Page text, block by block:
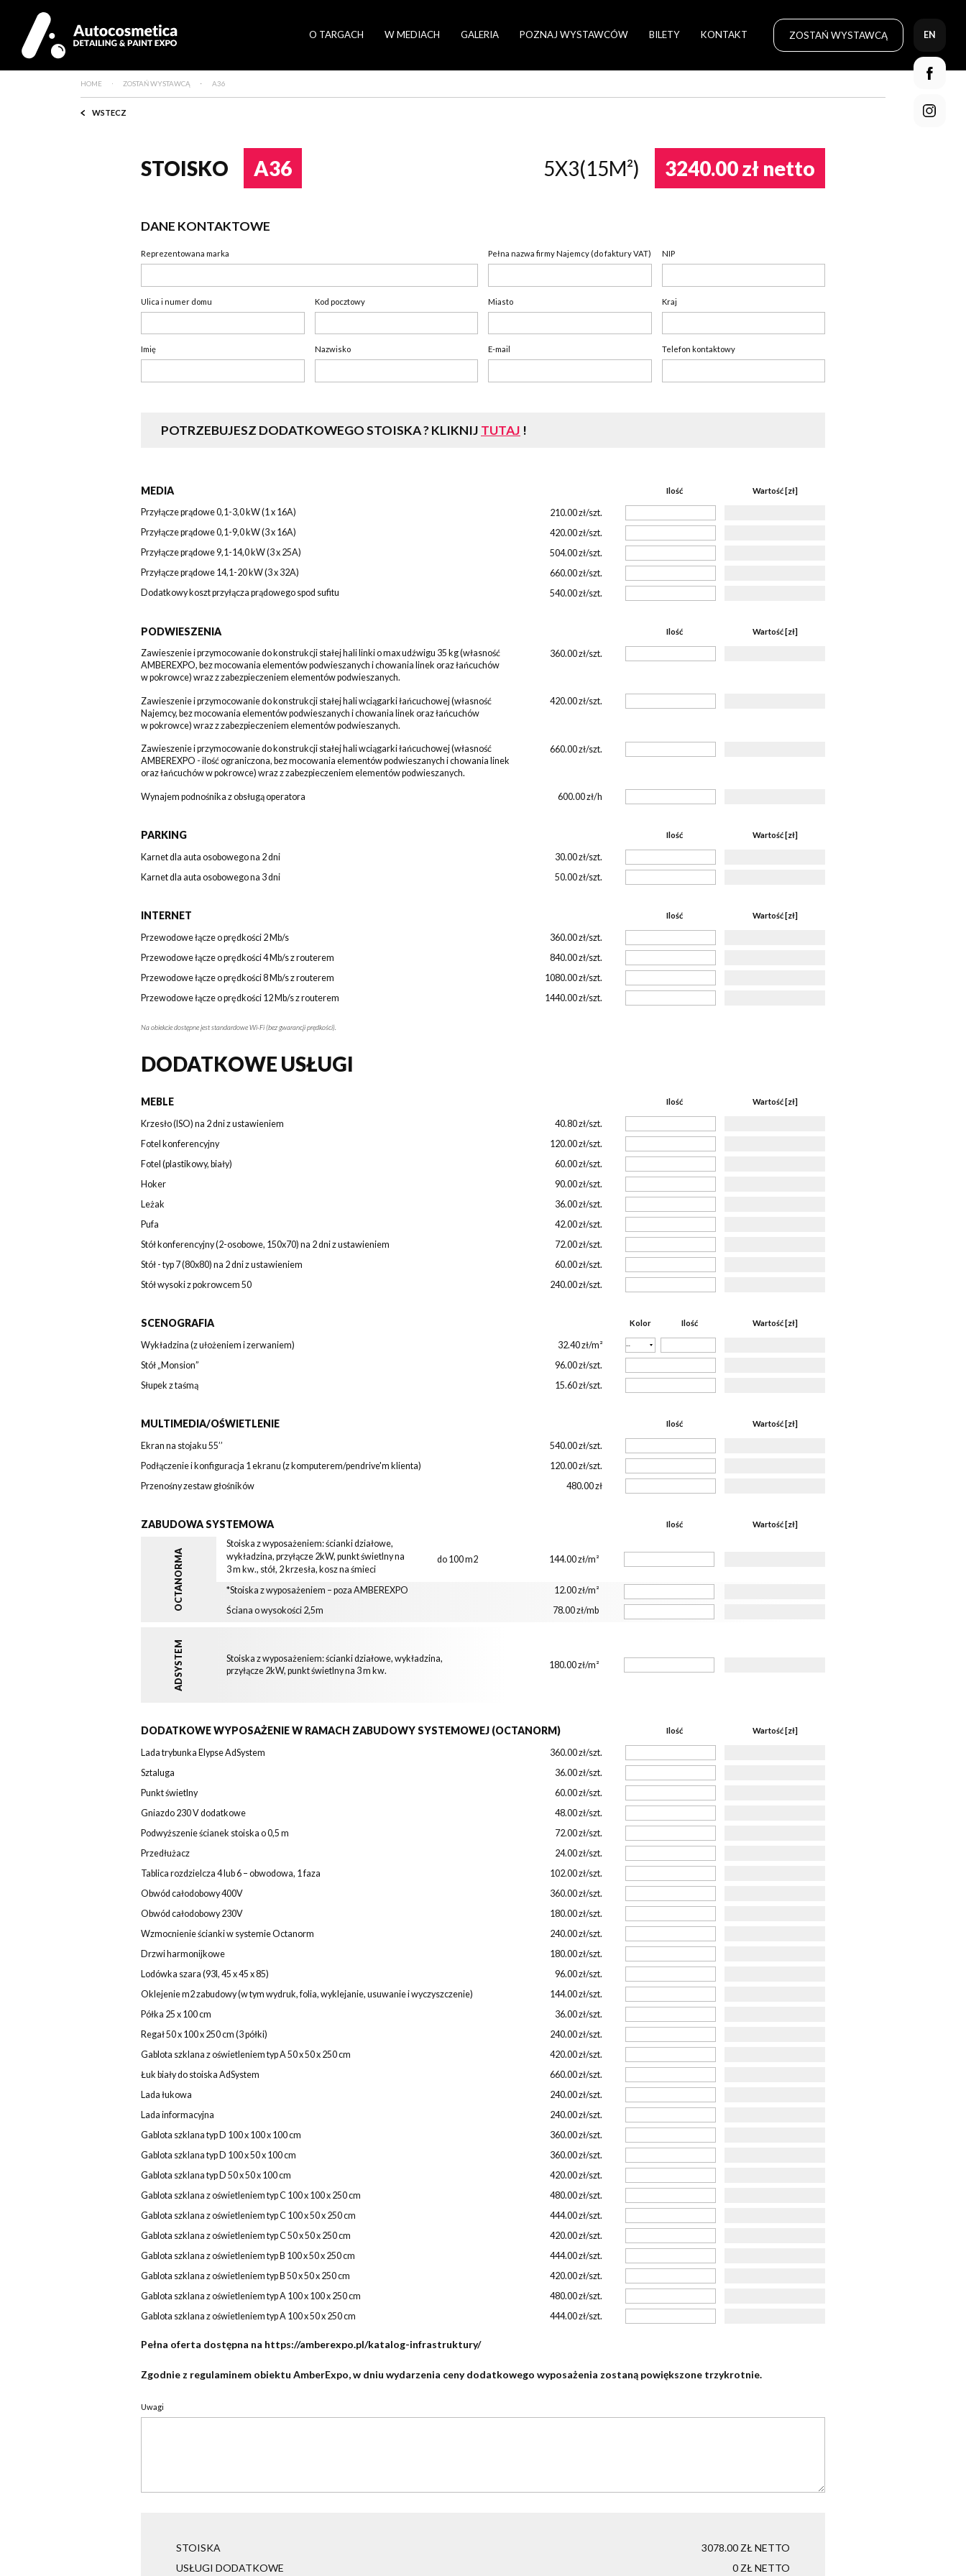
O TARGACH W MEDIACH GALERIA POZNAJ WYSTAWCÓW BILETY KONTAKT ZOSTAŃ WYSTAWCĄ EN
HOME ZOSTAŃ WYSTAWCĄ A36
WSTECZ
STOISKO A36 5X3(15M²) 3240.00 zł netto
DANE KONTAKTOWE
Reprezentowana marka Pełna nazwa firmy Najemcy (do faktury VAT) NIP
Ulica i numer domu Kod pocztowy Miasto Kraj
Imię Nazwisko E-mail Telefon kontaktowy
POTRZEBUJESZ DODATKOWEGO STOISKA ?KLIKNIJ TUTAJ !
MEDIA Ilość Wartość [zł]
Przyłącze prądowe 0,1-3,0 kW (1 x 16A)
210.00 zł/szt.
Przyłącze prądowe 0,1-9,0 kW (3 x 16A)
420.00 zł/szt.
Przyłącze prądowe 9,1-14,0 kW (3 x 25A)
504.00 zł/szt.
Przyłącze prądowe 14,1-20 kW (3 x 32A)
660.00 zł/szt.
Dodatkowy koszt przyłącza prądowego spod sufitu
540.00 zł/szt.
PODWIESZENIA Ilość Wartość [zł]
Zawieszenie i przymocowanie do konstrukcji stałej hali linki o max udźwigu 35 kg (własność
AMBEREXPO, bez mocowania elementów podwieszanych i chowania linek oraz łańcuchów
w pokrowce) wraz z zabezpieczeniem elementów podwieszanych.
360.00 zł/szt.
Zawieszenie i przymocowanie do konstrukcji stałej hali wciągarki łańcuchowej (własność
Najemcy, bez mocowania elementów podwieszanych i chowania linek oraz łańcuchów
w pokrowce) wraz z zabezpieczeniem elementów podwieszanych.
420.00 zł/szt.
Zawieszenie i przymocowanie do konstrukcji stałej hali wciągarki łańcuchowej (własność
AMBEREXPO - ilość ograniczona, bez mocowania elementów podwieszanych i chowania linek
oraz łańcuchów w pokrowce) wraz z zabezpieczeniem elementów podwieszanych.
660.00 zł/szt.
Wynajem podnośnika z obsługą operatora 600.00 zł/h
PARKING Ilość Wartość [zł]
Karnet dla auta osobowego na 2 dni
30.00 zł/szt.
Karnet dla auta osobowego na 3 dni
50.00 zł/szt.
INTERNET Ilość Wartość [zł]
Przewodowe łącze o prędkości 2 Mb/s
360.00 zł/szt.
Przewodowe łącze o prędkości 4 Mb/s z routerem
840.00 zł/szt.
Przewodowe łącze o prędkości 8 Mb/s z routerem
1080.00 zł/szt.
Przewodowe łącze o prędkości 12 Mb/s z routerem
1440.00 zł/szt.
Na obiekcie dostępne jest standardowe Wi-Fi (bez gwarancji prędkości).
DODATKOWE USŁUGI
MEBLE Ilość Wartość [zł]
Krzesło (ISO) na 2 dni z ustawieniem
40.80 zł/szt.
Fotel konferencyjny
120.00 zł/szt.
Fotel (plastikowy, biały)
60.00 zł/szt.
Hoker
90.00 zł/szt.
Leżak
36.00 zł/szt.
Pufa
42.00 zł/szt.
Stół konferencyjny (2-osobowe, 150x70) na 2 dni z ustawieniem
72.00 zł/szt.
Stół - typ 7 (80x80) na 2 dni z ustawieniem
60.00 zł/szt.
Stół wysoki z pokrowcem 50
240.00 zł/szt.
SCENOGRAFIA Ilość Wartość [zł]
Wykładzina (z ułożeniem i zerwaniem) 32.40 zł/m²
Kolor
Stół „Monsion”
96.00 zł/szt.
Słupek z taśmą
15.60 zł/szt.
MULTIMEDIA/OŚWIETLENIE Ilość Wartość [zł]
Ekran na stojaku 55’’
540.00 zł/szt.
Podłączenie i konfiguracja 1 ekranu (z komputerem/pendrive'm klienta)
120.00 zł/szt.
Przenośny zestaw głośników
480.00 zł
ZABUDOWA SYSTEMOWA Ilość Wartość [zł]
OCTANORMA do 100 m2 144.00 zł/m²
Stoiska z wyposażeniem: ścianki działowe,
wykładzina, przyłącze 2kW, punkt świetlny na
3 m kw., stół, 2 krzesła, kosz na śmieci
*Stoiska z wyposażeniem – poza AMBEREXPO
12.00 zł/m²
Ściana o wysokości 2,5m
78.00 zł/mb
ADSYSTEM
Stoiska z wyposażeniem: ścianki działowe, wykładzina,
przyłącze 2kW, punkt świetlny na 3 m kw.
180.00 zł/m²
DODATKOWE WYPOSAŻENIE W RAMACH ZABUDOWY SYSTEMOWEJ (OCTANORM) Ilość Wartość [zł]
Lada trybunka Elypse AdSystem
360.00 zł/szt.
Sztaluga
36.00 zł/szt.
Punkt świetlny
60.00 zł/szt.
Gniazdo 230 V dodatkowe
48.00 zł/szt.
Podwyższenie ścianek stoiska o 0,5 m
72.00 zł/szt.
Przedłużacz
24.00 zł/szt.
Tablica rozdzielcza 4 lub 6 – obwodowa, 1 faza
102.00 zł/szt.
Obwód całodobowy 400V
360.00 zł/szt.
Obwód całodobowy 230V
180.00 zł/szt.
Wzmocnienie ścianki w systemie Octanorm
240.00 zł/szt.
Drzwi harmonijkowe
180.00 zł/szt.
Lodówka szara (93l, 45 x 45 x 85)
96.00 zł/szt.
Oklejenie m2 zabudowy (w tym wydruk, folia, wyklejanie, usuwanie i wyczyszczenie)
144.00 zł/szt.
Półka 25 x 100 cm
36.00 zł/szt.
Regał 50 x 100 x 250 cm (3 półki)
240.00 zł/szt.
Gablota szklana z oświetleniem typ A 50 x 50 x 250 cm
420.00 zł/szt.
Łuk biały do stoiska AdSystem
660.00 zł/szt.
Lada łukowa
240.00 zł/szt.
Lada informacyjna
240.00 zł/szt.
Gablota szklana typ D 100 x 100 x 100 cm
360.00 zł/szt.
Gablota szklana typ D 100 x 50 x 100 cm
360.00 zł/szt.
Gablota szklana typ D 50 x 50 x 100 cm
420.00 zł/szt.
Gablota szklana z oświetleniem typ C 100 x 100 x 250 cm
480.00 zł/szt.
Gablota szklana z oświetleniem typ C 100 x 50 x 250 cm
444.00 zł/szt.
Gablota szklana z oświetleniem typ C 50 x 50 x 250 cm
420.00 zł/szt.
Gablota szklana z oświetleniem typ B 100 x 50 x 250 cm
444.00 zł/szt.
Gablota szklana z oświetleniem typ B 50 x 50 x 250 cm
420.00 zł/szt.
Gablota szklana z oświetleniem typ A 100 x 100 x 250 cm
480.00 zł/szt.
Gablota szklana z oświetleniem typ A 100 x 50 x 250 cm
444.00 zł/szt.
Pełna oferta dostępna na https://amberexpo.pl/katalog-infrastruktury/
Zgodnie z regulaminem obiektu AmberExpo, w dniu wydarzenia ceny dodatkowego wyposażenia zostaną powiększone trzykrotnie.
Uwagi
STOISKA 3078.00 ZŁ NETTO
USŁUGI DODATKOWE
0 ZŁ NETTO